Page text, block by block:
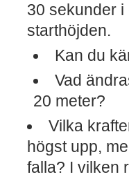
30 sekunder
starthöjden.
Kan du
Vad
20 meter?
Vilka
högst upp,
falla? I vilken